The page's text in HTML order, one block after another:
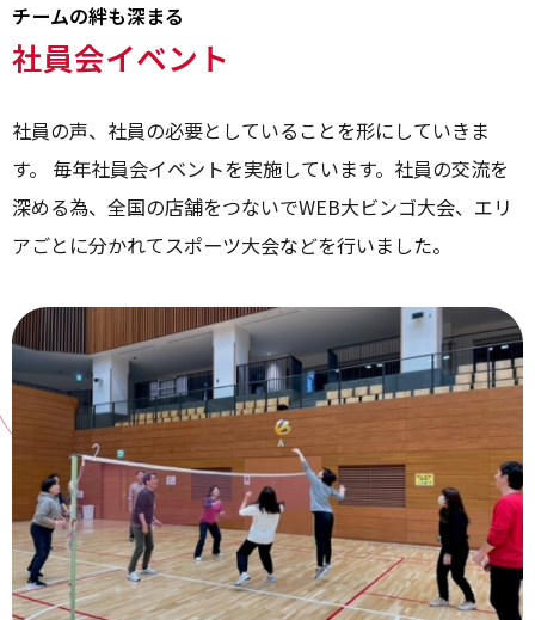
チームの絆も深まる
社員会イベント
社員の声、社員の必要としていることを形にしていきま
す。
毎年社員会イベントを実施しています。 社員の交流を
深める為、全国の店舗をつないでWEB大ビンゴ大会、エリ
アごとに分かれてスポーツ大会などを行いました。